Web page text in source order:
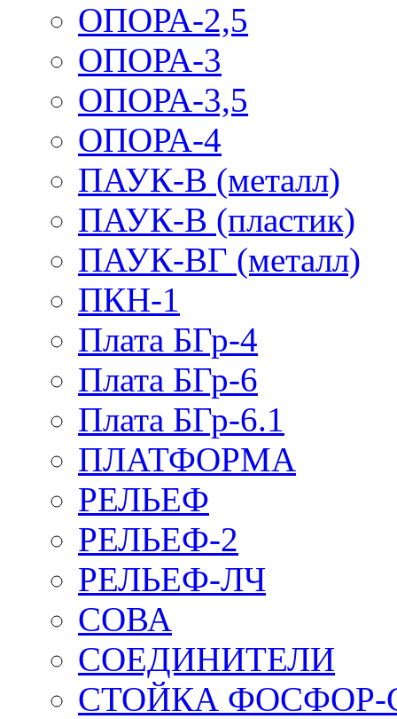
ОПОРА-2,5
ОПОРА-3
ОПОРА-3,5
ОПОРА-4
ПАУК-В (металл)
ПАУК-В (пластик)
ПАУК-ВГ (металл)
ПКН-1
Плата БГр-4
Плата БГр-6
Плата БГр-6.1
ПЛАТФОРМА
РЕЛЬЕФ
РЕЛЬЕФ-2
РЕЛЬЕФ-ЛЧ
СОВА
СОЕДИНИТЕЛИ
СТОЙКА ФОСФОР-